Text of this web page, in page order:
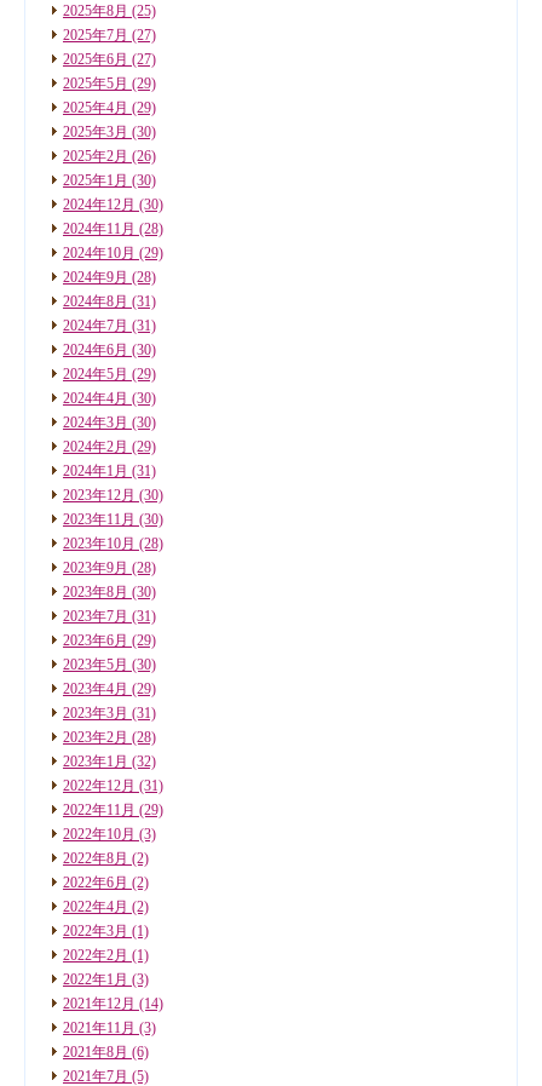
2025年8月 (25)
2025年7月 (27)
2025年6月 (27)
2025年5月 (29)
2025年4月 (29)
2025年3月 (30)
2025年2月 (26)
2025年1月 (30)
2024年12月 (30)
2024年11月 (28)
2024年10月 (29)
2024年9月 (28)
2024年8月 (31)
2024年7月 (31)
2024年6月 (30)
2024年5月 (29)
2024年4月 (30)
2024年3月 (30)
2024年2月 (29)
2024年1月 (31)
2023年12月 (30)
2023年11月 (30)
2023年10月 (28)
2023年9月 (28)
2023年8月 (30)
2023年7月 (31)
2023年6月 (29)
2023年5月 (30)
2023年4月 (29)
2023年3月 (31)
2023年2月 (28)
2023年1月 (32)
2022年12月 (31)
2022年11月 (29)
2022年10月 (3)
2022年8月 (2)
2022年6月 (2)
2022年4月 (2)
2022年3月 (1)
2022年2月 (1)
2022年1月 (3)
2021年12月 (14)
2021年11月 (3)
2021年8月 (6)
2021年7月 (5)